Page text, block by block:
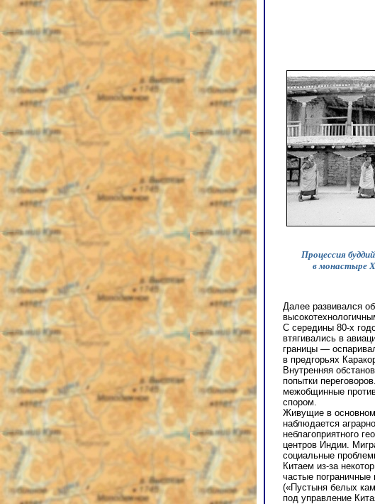
Процессия
в монастыре
Далее развивался
С середины 80-х
втягивались в
границы —
в предгорьях
Внутренняя
попытки
межобщинные
спором.
Живущие в
наблюдается
неблагоприятного
центров Индии.
социальные
Китаем из-за
частые
(«Пустыня белых
под управление